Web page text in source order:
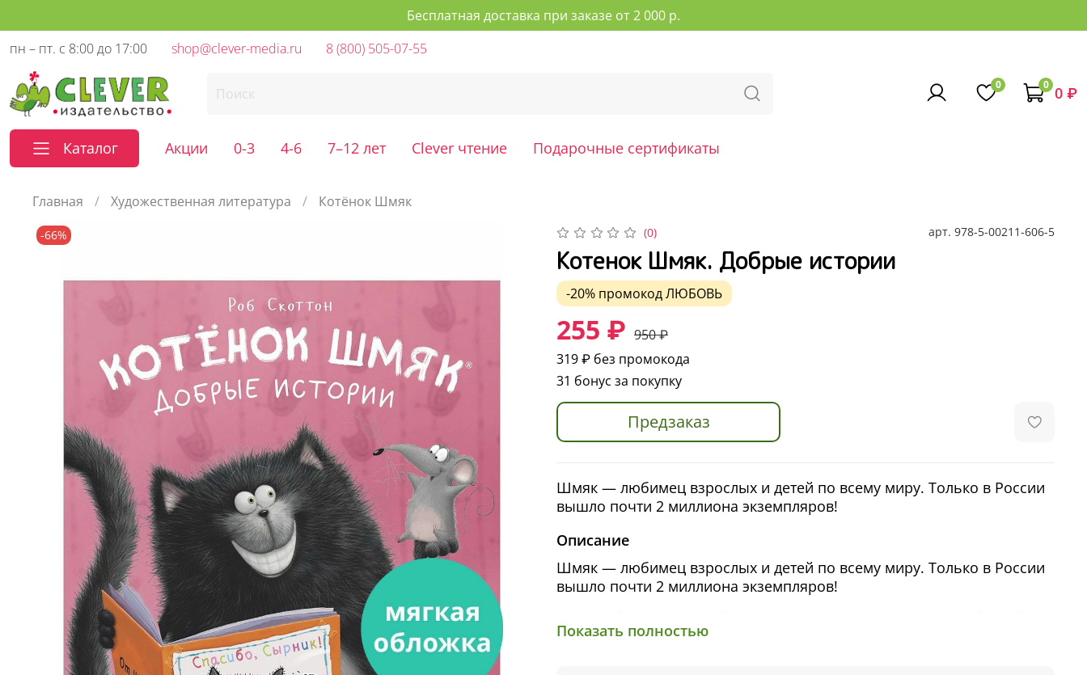
Бесплатная доставка при заказе от 2 000 р.
пн – пт. с 8:00 до 17:00
shop@clever-media.ru 8 (800) 505-07-55
0 0 0 ₽
Каталог Акции 0-3 4-6 7–12 лет Clever чтение Подарочные сертификаты
Главная Художественная литература Котёнок Шмяк
-66% (0) арт. 978-5-00211-606-5
Котенок Шмяк. Добрые истории
-20% промокодЛЮБОВЬ
255 ₽ 950 ₽
319 ₽ без промокода
31 бонус за покупку
Предзаказ
Шмяк — любимец взрослых и детей по всему миру. Только в России
вышло почти 2 миллиона экземпляров!
Описание
Шмяк — любимец взрослых и детей по всему миру. Только в России
вышло почти 2 миллиона экземпляров!
заботой о близких. Вы узнаете, за что Шмяк так сильно благодарен
Показать полностью